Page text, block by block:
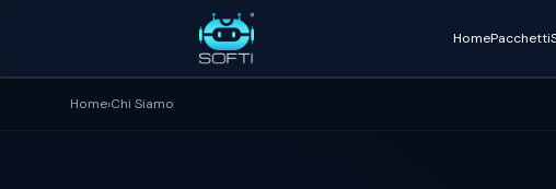
HomePacchetti
Home›Chi Siamo